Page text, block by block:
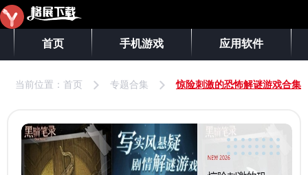
首页 手机游戏 应用软件
当前位置： 首页 专题合集 惊险刺激的恐怖解谜游戏合集